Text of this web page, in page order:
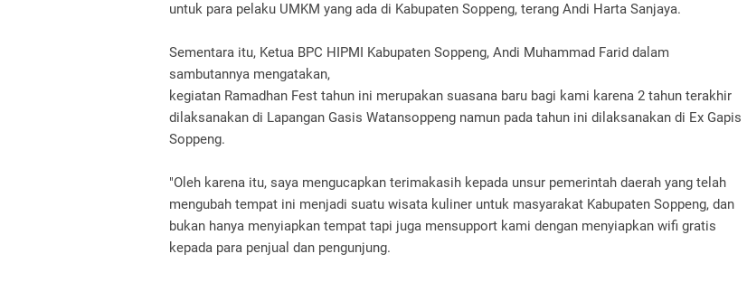
untuk para pelaku UMKM yang ada di Kabupaten Soppeng, terang Andi Harta Sanjaya.
Sementara itu, Ketua BPC HIPMI Kabupaten Soppeng, Andi Muhammad Farid dalam
sambutannya mengatakan,
kegiatan Ramadhan Fest tahun ini merupakan suasana baru bagi kami karena 2 tahun terakhir
dilaksanakan di Lapangan Gasis Watansoppeng namun pada tahun ini dilaksanakan di Ex Gapis
Soppeng.
"Oleh karena itu, saya mengucapkan terimakasih kepada unsur pemerintah daerah yang telah
mengubah tempat ini menjadi suatu wisata kuliner untuk masyarakat Kabupaten Soppeng, dan
bukan hanya menyiapkan tempat tapi juga mensupport kami dengan menyiapkan wifi gratis
kepada para penjual dan pengunjung.